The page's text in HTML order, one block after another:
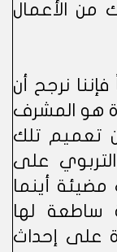
من الأعمال
نرجح أن
هو المشرف
تعميم تلك
على
أينما
ساطعة لها
على إحداث